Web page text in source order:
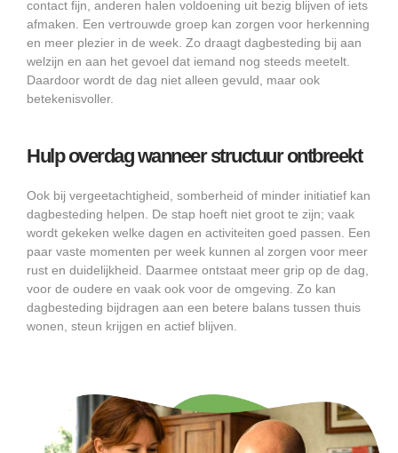
contact fijn, anderen halen voldoening uit bezig blijven of iets
afmaken. Een vertrouwde groep kan zorgen voor herkenning
en meer plezier in de week. Zo draagt dagbesteding bij aan
welzijn en aan het gevoel dat iemand nog steeds meetelt.
Daardoor wordt de dag niet alleen gevuld, maar ook
betekenisvoller.
Hulp overdag wanneer structuur ontbreekt
Ook bij vergeetachtigheid, somberheid of minder initiatief kan
dagbesteding helpen. De stap hoeft niet groot te zijn; vaak
wordt gekeken welke dagen en activiteiten goed passen. Een
paar vaste momenten per week kunnen al zorgen voor meer
rust en duidelijkheid. Daarmee ontstaat meer grip op de dag,
voor de oudere en vaak ook voor de omgeving. Zo kan
dagbesteding bijdragen aan een betere balans tussen thuis
wonen, steun krijgen en actief blijven.